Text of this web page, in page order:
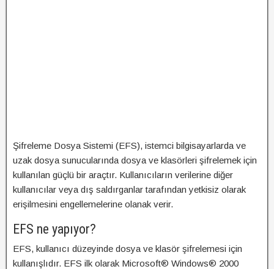
Şifreleme Dosya Sistemi (EFS), istemci bilgisayarlarda ve
uzak dosya sunucularında dosya ve klasörleri şifrelemek için
kullanılan güçlü bir araçtır. Kullanıcıların verilerine diğer
kullanıcılar veya dış saldırganlar tarafından yetkisiz olarak
erişilmesini engellemelerine olanak verir.
EFS ne yapıyor?
EFS, kullanıcı düzeyinde dosya ve klasör şifrelemesi için
kullanışlıdır. EFS ilk olarak Microsoft® Windows® 2000